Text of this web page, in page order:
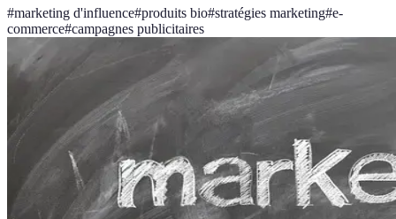
#marketing d'influence#produits bio#stratégies marketing#e-
commerce#campagnes publicitaires